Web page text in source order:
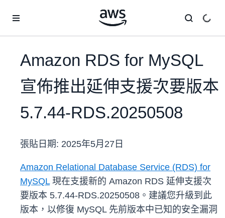
Amazon RDS for MySQL
宣佈推出延伸支援次要版本
5.7.44-RDS.20250508
張貼日期: 2025年5月27日
Amazon Relational Database Service (RDS) for
MySQL現在支援新的 Amazon RDS 延伸支援次
要版本 5.7.44-RDS.20250508。建議您升級到此
版本，以修復 MySQL 先前版本中已知的安全漏洞